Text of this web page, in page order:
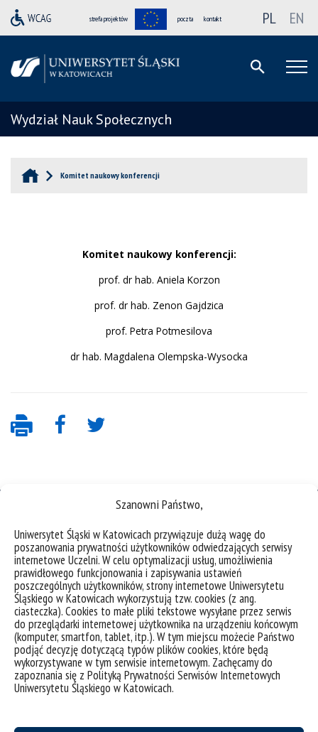
Szanowni Państwo,
Uniwersytet Śląski w Katowicach przywiązuje dużą wagę do
poszanowania prywatności użytkowników odwiedzających serwisy
internetowe Uczelni. W celu optymalizacji usług, umożliwienia
prawidłowego funkcjonowania i zapisywania ustawień
poszczególnych użytkowników, strony internetowe Uniwersytetu
Śląskiego w Katowicach wykorzystują tzw. cookies (z ang.
ciasteczka). Cookies to małe pliki tekstowe wysyłane przez serwis
do przeglądarki internetowej użytkownika na urządzeniu końcowym
(komputer, smartfon, tablet, itp.). W tym miejscu możecie Państwo
podjąć decyzję dotyczącą typów plików cookies, które będą
wykorzystywane w tym serwisie internetowym. Zachęcamy do
zapoznania się z Polityką Prywatności Serwisów Internetowych
Uniwersytetu Śląskiego w Katowicach.
strefa projektów poczta kontakt PL EN
Wydział Nauk Społecznych
Komitet naukowy konferencji
Komitet naukowy konferencji:
prof. dr hab. Aniela Korzon
prof. dr hab. Zenon Gajdzica
prof. Petra Potmesilova
dr hab. Magdalena Olempska-Wysocka
deklaracja dostępności
mapa strony
USOSweb
Wzory dokumentów
CINiBA
SAP
Bankowa 11, 40-007 Katowice